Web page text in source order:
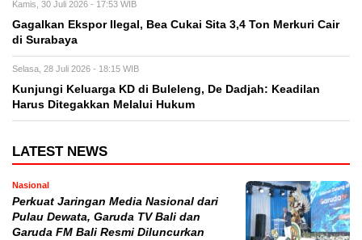
Kamis, 30 Juli 2026 - 17:53 WIB
Gagalkan Ekspor Ilegal, Bea Cukai Sita 3,4 Ton Merkuri Cair
di Surabaya
Selasa, 28 Juli 2026 - 18:15 WIB
Kunjungi Keluarga KD di Buleleng, De Dadjah: Keadilan
Harus Ditegakkan Melalui Hukum
LATEST NEWS
Nasional
Perkuat Jaringan Media Nasional dari
Pulau Dewata, Garuda TV Bali dan
Garuda FM Bali Resmi Diluncurkan